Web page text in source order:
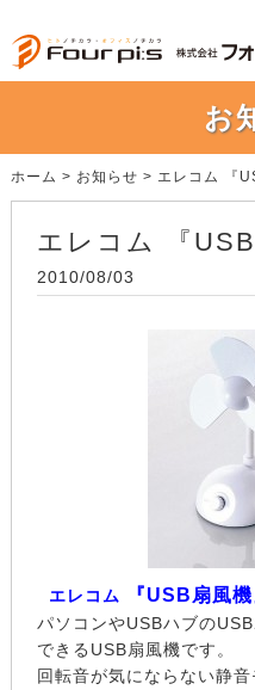
お
ホーム > お知らせ > エレコム 『
エレコム 『USB
2010/08/03
エレコム 『USB扇風機
パソコンやUSBハブの
できるUSB扇風機です。
回転音が気にならない静音